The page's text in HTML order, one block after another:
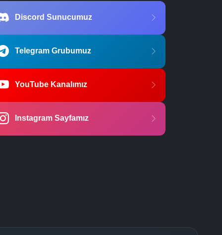
Discord Sunucumuz
Telegram Grubumuz
YouTube Kanalımız
Instagram Sayfamız